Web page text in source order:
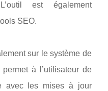
est également
SEO.
sur le système de
à l’utilisateur de
avec les mises à jour